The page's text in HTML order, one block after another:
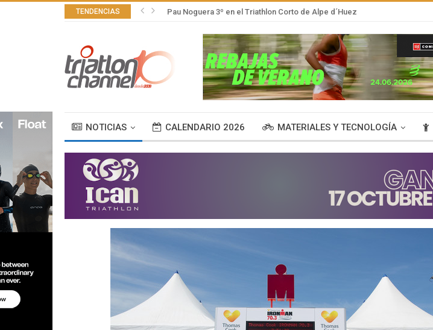
TENDENCIAS Pau Noguera 3º en el Triathlon Corto de Alpe d´Huez
NOTICIAS CALENDARIO 2026 MATERIALES Y TECNOLOGÍA